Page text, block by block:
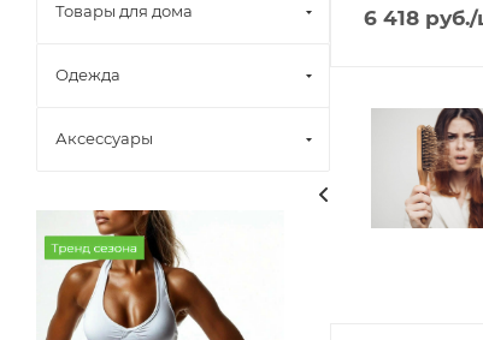
6 418 руб./
Товары для дома
Одежда
Аксессуары